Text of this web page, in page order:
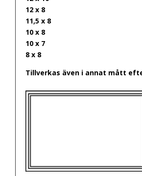
12 x 8
11,5 x 8
10 x 8
10 x 7
8 x 8
Tillverkas även i annat mått